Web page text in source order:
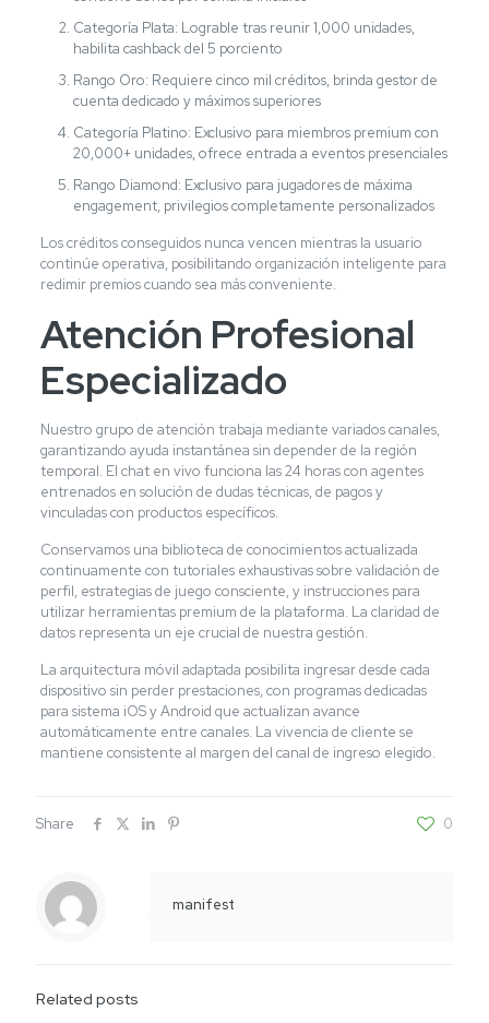
Categoría Plata: Lograble tras reunir 1,000 unidades,
habilita cashback del 5 porciento
Rango Oro: Requiere cinco mil créditos, brinda gestor de
cuenta dedicado y máximos superiores
Categoría Platino: Exclusivo para miembros premium con
20,000+ unidades, ofrece entrada a eventos presenciales
Rango Diamond: Exclusivo para jugadores de máxima
engagement, privilegios completamente personalizados
Los créditos conseguidos nunca vencen mientras la usuario
continúe operativa, posibilitando organización inteligente para
redimir premios cuando sea más conveniente.
Atención Profesional
Especializado
Nuestro grupo de atención trabaja mediante variados canales,
garantizando ayuda instantánea sin depender de la región
temporal. El chat en vivo funciona las 24 horas con agentes
entrenados en solución de dudas técnicas, de pagos y
vinculadas con productos específicos.
Conservamos una biblioteca de conocimientos actualizada
continuamente con tutoriales exhaustivas sobre validación de
perfil, estrategias de juego consciente, y instrucciones para
utilizar herramientas premium de la plataforma. La claridad de
datos representa un eje crucial de nuestra gestión.
La arquitectura móvil adaptada posibilita ingresar desde cada
dispositivo sin perder prestaciones, con programas dedicadas
para sistema iOS y Android que actualizan avance
automáticamente entre canales. La vivencia de cliente se
mantiene consistente al margen del canal de ingreso elegido.
Share 0
manifest
Related posts